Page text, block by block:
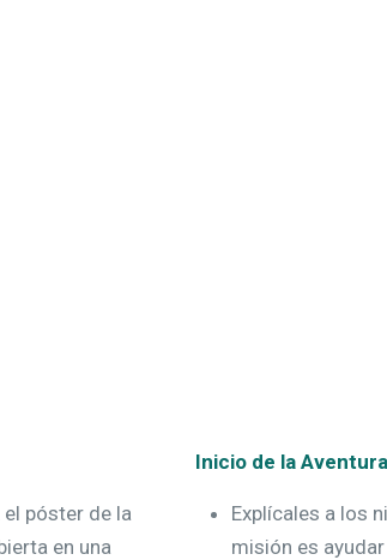
el póster de la
en una
Inicio de la
Explícales a los
misión es